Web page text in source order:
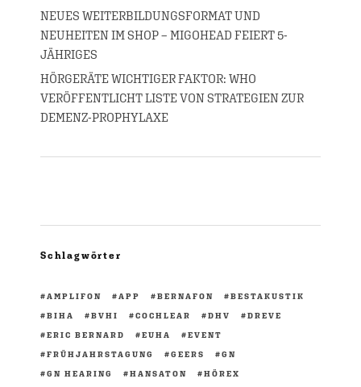
NEUES WEITERBILDUNGSFORMAT UND
NEUHEITEN IM SHOP – MIGOHEAD FEIERT 5-
JÄHRIGES
HÖRGERÄTE WICHTIGER FAKTOR: WHO
VERÖFFENTLICHT LISTE VON STRATEGIEN ZUR
DEMENZ-PROPHYLAXE
Schlagwörter
AMPLIFON APP BERNAFON
BESTAKUSTIK
BIHA
BVHI COCHLEAR DHV
DREVE
ERIC BERNARD
EUHA
EVENT
FRÜHJAHRSTAGUNG
GEERS
GN
GN HEARING
HANSATON
HÖREX